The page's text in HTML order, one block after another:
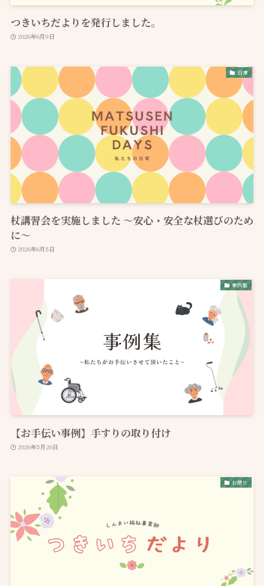
つきいちだよりを発行しました。
2026年6月9日
日常
杖講習会を実施しました ～安心・安全な杖選びのため
に～
2026年6月5日
事例集
【お手伝い事例】手すりの取り付け
2026年5月26日
お便り